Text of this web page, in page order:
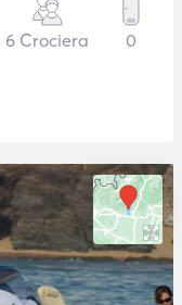
6 Crociera 0